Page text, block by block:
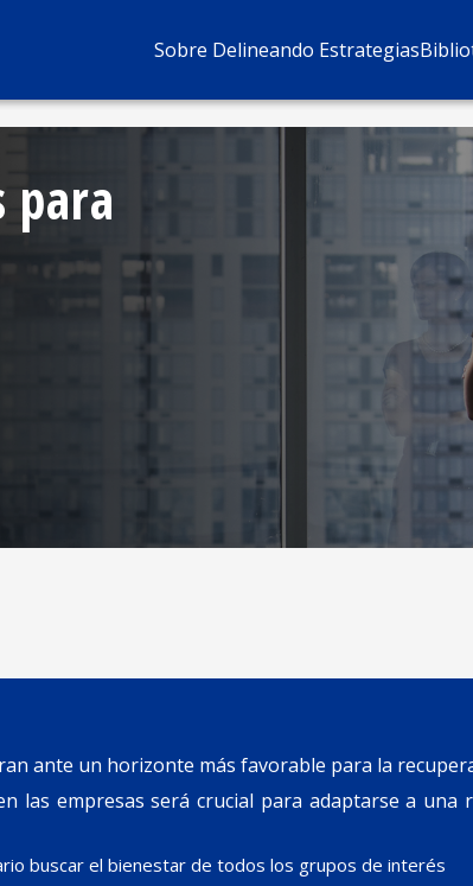
Sobre Delineando Estrategias
para
ante un horizonte más favorable para la
las empresas será crucial para adaptarse a una
buscar el bienestar de todos los grupos de interés